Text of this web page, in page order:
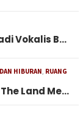
Vokalis B…
HIBURAN, RUANG
Land Me…